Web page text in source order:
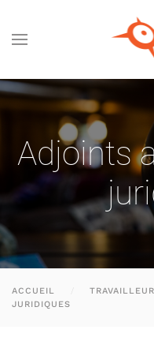
Passer au contenu
Adjoints
ACCUEIL
JURIDIQUES